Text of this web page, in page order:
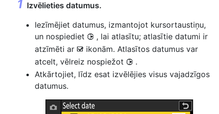
Izvēlieties datumus.
Iezīmējiet datumus, izmantojot kursortaustiņu,
un nospiediet 2 , lai atlasītu; atlasītie datumi ir
atzīmēti ar M ikonām. Atlasītos datumus var
atcelt, vēlreiz nospiežot 2 .
Atkārtojiet, līdz esat izvēlējies visus vajadzīgos
datumus.